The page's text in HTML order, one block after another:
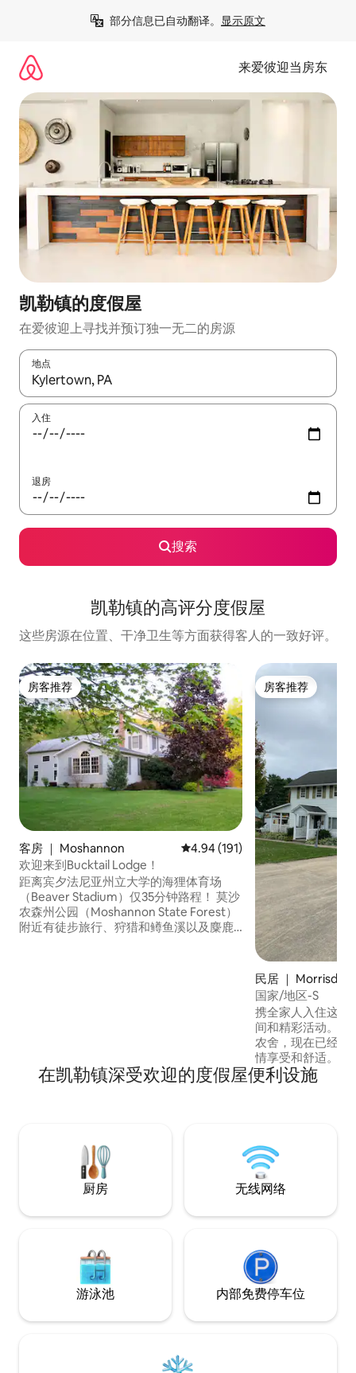
部分信息已自动翻译。 显示原文
来爱彼迎当房东
凯勒镇的度假屋
在爱彼迎上寻找并预订独一无二的房源
地点
如有搜索结果，请使用上下方向键查看，或通过点击或滑动手势
入住
退房
搜索
凯勒镇的高评分度假屋
这些房源在位置、干净卫生等方面获得客人的一致好评。
房客推荐
房客推荐
客房 ｜ Moshannon 平均评分 4.94 分（满分 5 分），
4.94 (191)
欢迎来到Bucktail Lodge！
距离宾夕法尼亚州立大学的海狸体育场
（Beaver Stadium）仅35分钟路程！ 莫沙
农森州公园（Moshannon State Forest）
附近有徒步旅行、狩猎和鳟鱼溪以及麋鹿
想的去处！
房客推荐
房客推荐
民居 ｜ Morrisdale
国家/地区-S
携全家人入住这处
间和精彩活动。 这里曾经是一座迷人的老
农舍，现在已经更
情享受和舒适。入
营，在海狸体育
麋鹿风景车道（
景点、奎哈纳野生
野生动物区。徒步
鱼和飞钓。
在凯勒镇深受欢迎的度假屋便利设施
厨房 无线网络
游泳池 内部免费停车位